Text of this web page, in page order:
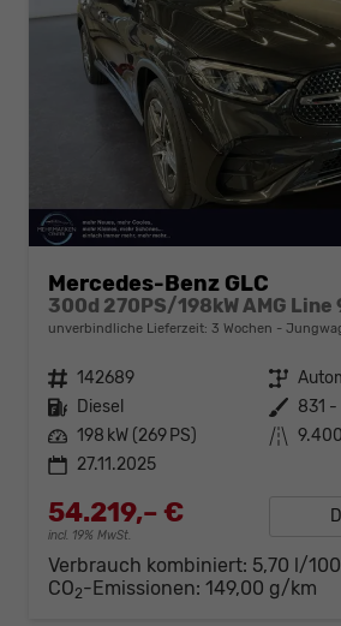
Mercedes-Benz GLC
unverbindliche Lieferzeit: 3 Wochen
Fahrzeugnr. 142689 Getriebe
Kraftstoff Diesel Außenfarbe
Leistung 198 kW (269 PS) Kilometerstand
27.11.2025
54.219,– €
incl. 19% MwSt.
Verbrauch kombiniert: 5,70 l/
CO2-Emissionen: 149,00 g/km